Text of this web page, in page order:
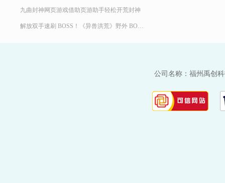
九曲封神网页游戏借助页游助手轻松开荒封神
解放双手速刷 BOSS！《异兽洪荒》野外 BOSS 玩法，页游助手挂机打宝两不误
公司名称：福州禹创